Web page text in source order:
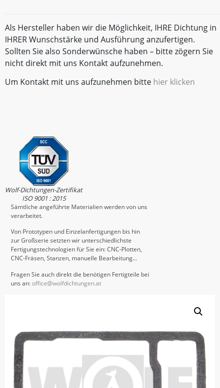
Als Hersteller haben wir die Möglichkeit, IHRE Dichtung in
IHRER Wunschstärke und Ausführung anzufertigen.
Sollten Sie also Sonderwünsche haben – bitte zögern Sie
nicht direkt mit uns Kontakt aufzunehmen.
Um Kontakt mit uns aufzunehmen bitte hier klicken
Wolf-Dichtungen-Zertifikat
ISO 9001 : 2015
Sämtliche angeführte Materialien werden von uns
verarbeitet.
Von Prototypen und Einzelanfertigungen bis hin
zur Großserie setzten wir unterschiedlichste
Fertigungstechnologien für Sie ein: CNC-Plotten,
CNC-Fräsen, Stanzen, manuelle Bearbeitung…
Fragen Sie auch direkt die benötigen Fertigteile bei
uns an:office@wolfdichtungen.at